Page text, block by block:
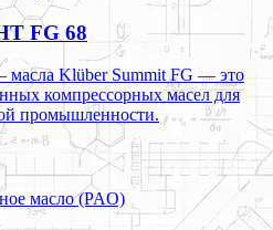
FG 68
Klüber Summit FG — это
компрессорных масел для
промышленности.
масло (PAO)